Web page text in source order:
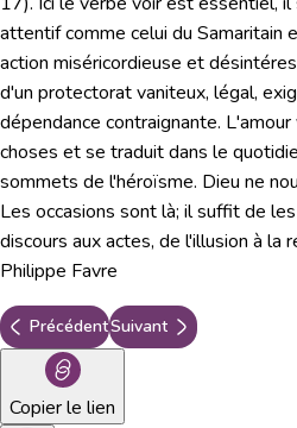
attentif comme celui du Samaritain
action miséricordieuse et
d'un protectorat vaniteux, légal,
dépendance contraignante.
choses et se traduit dans le
sommets de l'héroïsme. Dieu ne
Les occasions sont là; il suffit de
discours aux actes, de l'illusion à la
Philippe Favre
PrécédentSuivant
Copier le lien